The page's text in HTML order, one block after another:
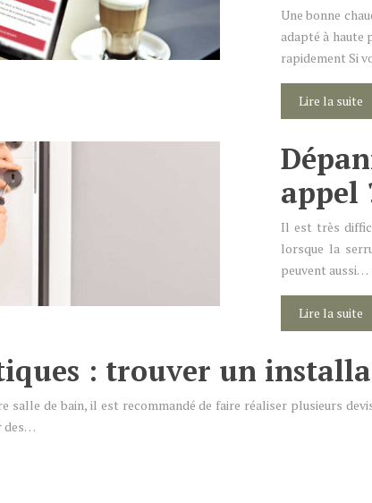
Une bonne
adapté à haute
rapidement Si
Lire la suite
appel
Il est très
lorsque la
peuvent aussi…
Lire la suite
: trouver un
salle de bain, il est recommandé de faire réaliser plusieurs
des…